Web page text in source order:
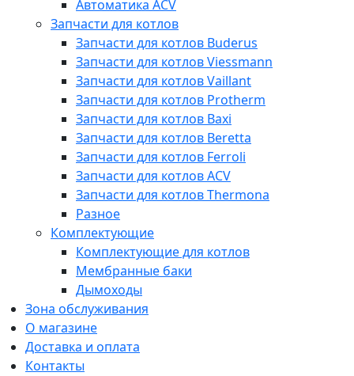
Автоматика ACV
Запчасти для котлов
Запчасти для котлов Buderus
Запчасти для котлов Viessmann
Запчасти для котлов Vaillant
Запчасти для котлов Protherm
Запчасти для котлов Baxi
Запчасти для котлов Beretta
Запчасти для котлов Ferroli
Запчасти для котлов ACV
Запчасти для котлов Thermona
Разное
Комплектующие
Комплектующие для котлов
Мембранные баки
Дымоходы
Зона обслуживания
О магазине
Доставка и оплата
Контакты